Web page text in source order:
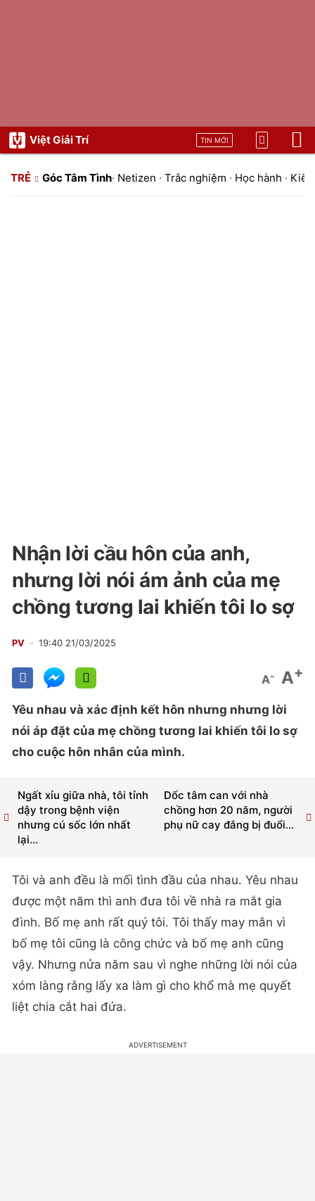
Việt Giải Trí TIN MỚI
TRẺ Góc Tâm Tình· Netizen · Trắc nghiệm · Học hành ·
Nhận lời cầu hôn của anh,
nhưng lời nói ám ảnh của mẹ
chồng tương lai khiến tôi lo sợ
PV 19:40 21/03/2025
A- A+
Yêu nhau và xác định kết hôn nhưng nhưng lời
nói áp đặt của mẹ chồng tương lai khiến tôi lo sợ
cho cuộc hôn nhân của mình.
Dốc tâm can với nhà
chồng hơn 20 năm, người
phụ nữ cay đắng bị đuổi...
Ngất xỉu giữa nhà, tôi tỉnh
dậy trong bệnh viện
nhưng cú sốc lớn nhất
lại...
Tôi và anh đều là mối tình đầu của nhau. Yêu nhau
được một năm thì anh đưa tôi về nhà ra mắt gia
đình. Bố mẹ anh rất quý tôi. Tôi thấy may mắn vì
bố mẹ tôi cũng là công chức và bố mẹ anh cũng
vậy. Nhưng nửa năm sau vì nghe những lời nói của
xóm làng rằng lấy xa làm gì cho khổ mà mẹ quyết
liệt chia cắt hai đứa.